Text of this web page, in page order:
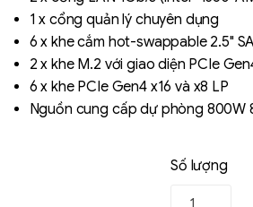
1 x cổng quản lý chuyên dụng
6 x khe cắm hot-swappable 2.5"
2 x khe M.2 với giao diện PCIe
6 x khe PCIe Gen4 x16 và x8 LP
Nguồn cung cấp dự phòng 800W
Số lượng
- GDDR - GDDR6